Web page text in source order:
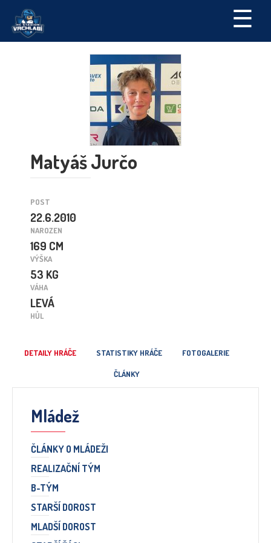
☰
Matyáš Jurčo
POST
22.6.2010
NAROZEN
169 CM
VÝŠKA
53 KG
VÁHA
LEVÁ
HŮL
DETAILY HRÁČE STATISTIKY HRÁČE FOTOGALERIE
ČLÁNKY
Mládež
ČLÁNKY O MLÁDEŽI
REALIZAČNÍ TÝM
B-TÝM
STARŠÍ DOROST
MLADŠÍ DOROST